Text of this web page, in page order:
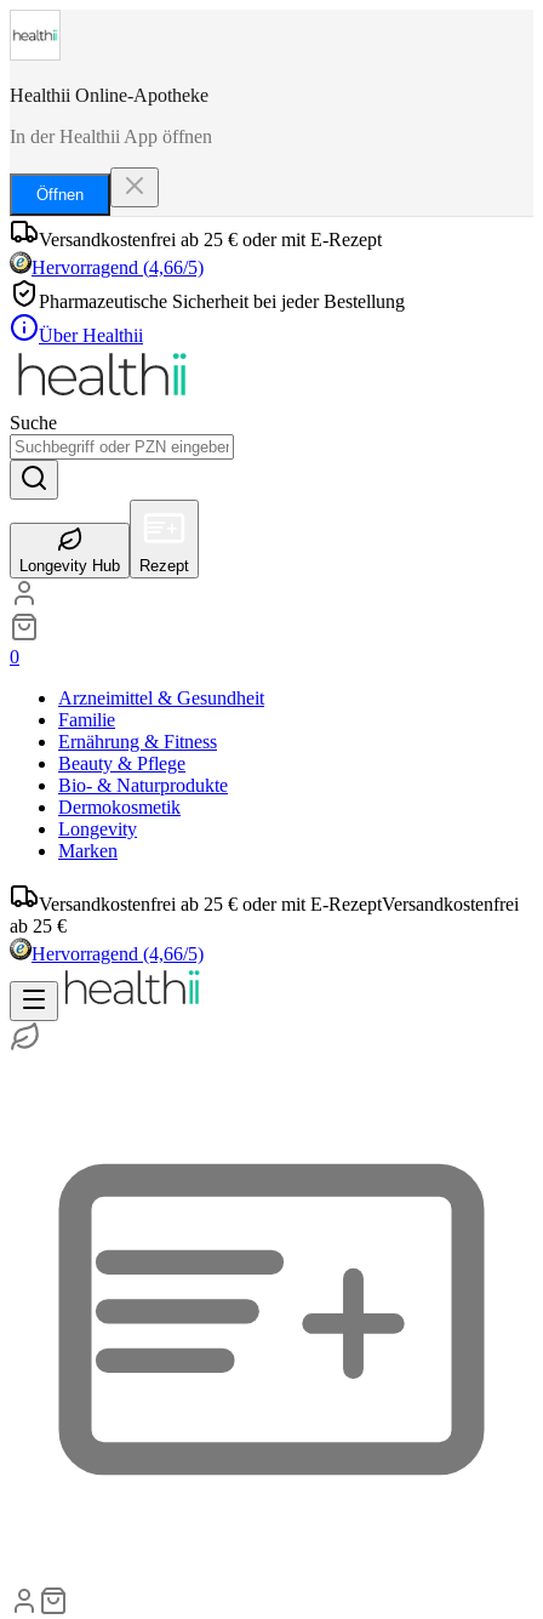
Healthii Online-Apotheke
In der Healthii App öffnen
Öffnen
Versandkostenfrei ab 25 € oder mit E-Rezept
Hervorragend (4,66/5)
Pharmazeutische Sicherheit bei jeder Bestellung
Über Healthii
Suche
Longevity Hub Rezept
0
Arzneimittel & Gesundheit
Familie
Ernährung & Fitness
Beauty & Pflege
Bio- & Naturprodukte
Dermokosmetik
Longevity
Marken
Versandkostenfrei ab 25 € oder mit E-RezeptVersandkostenfrei
ab 25 €
Hervorragend (4,66/5)